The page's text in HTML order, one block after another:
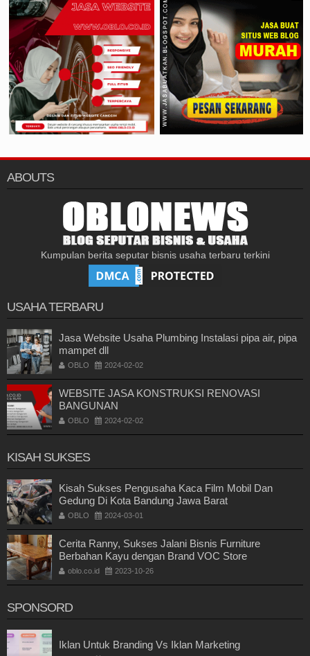
ABOUTS
Kumpulan berita seputar bisnis usaha terbaru terkini
USAHA TERBARU
Jasa Website Usaha Plumbing Instalasi pipa air, pipa
mampet dll
OBLO 2024-02-02
WEBSITE JASA KONSTRUKSI RENOVASI
BANGUNAN
OBLO 2024-02-02
KISAH SUKSES
Kisah Sukses Pengusaha Kaca Film Mobil Dan
Gedung Di Kota Bandung Jawa Barat
OBLO 2024-03-01
Cerita Ranny, Sukses Jalani Bisnis Furniture
Berbahan Kayu dengan Brand VOC Store
oblo.co.id 2023-10-26
SPONSORD
Iklan Untuk Branding Vs Iklan Marketing